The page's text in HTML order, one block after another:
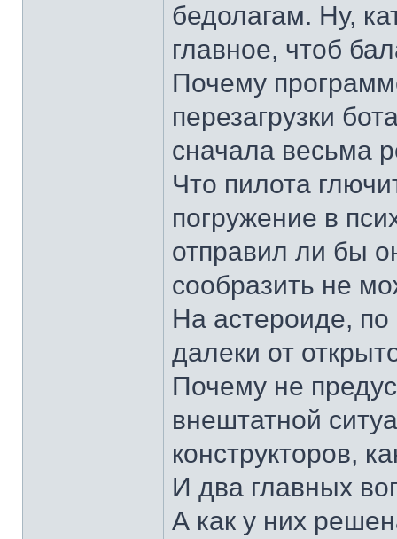
бедолагам. Ну,
главное, чтоб
Почему
перезагрузки
сначала весьма
Что пилота
погружение в
отправил ли бы
сообразить не
На астероиде, по
далеки от
Почему не
внештатной
конструкторов,
И два главных
А как у них